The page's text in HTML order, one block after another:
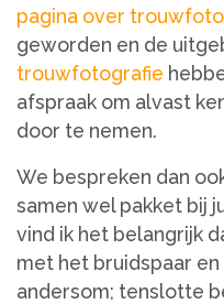
pagina over
geworden en de
trouwfotografie
afspraak om alvast
door te nemen.
We bespreken dan
samen wel pakket bij
vind ik het belangrijk
met het bruidspaar
andersom; tenslotte